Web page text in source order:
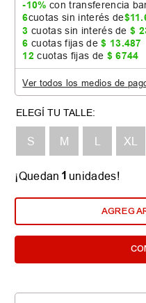
-10% con transferencia
6cuotas sin interés de$11.
3 cuotas sin interés de$
6 cuotas fijas de$ 13.487
12 cuotas fijas de $ 6744
Ver todos los medios de
S L
M XL
¡Quedan 1 unidades!